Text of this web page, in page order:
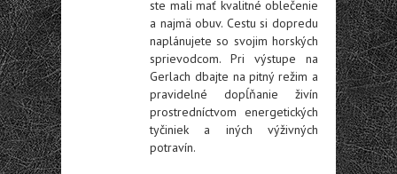
ste mali mať kvalitné oblečenie
a najmä obuv. Cestu si dopredu
naplánujete so svojim horských
sprievodcom. Pri výstupe na
Gerlach dbajte na pitný režim a
pravidelné dopĺňanie živín
prostredníctvom energetických
tyčiniek a iných výživných
potravín.